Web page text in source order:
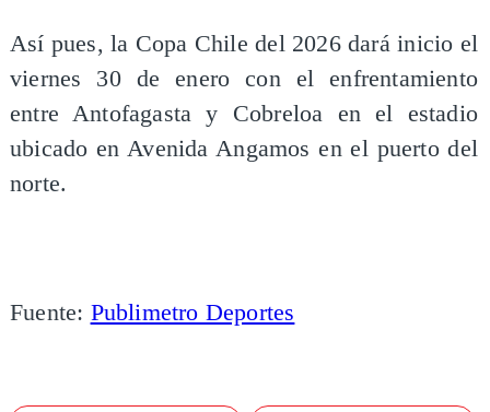
Así pues, la Copa Chile del 2026 dará inicio el
viernes 30 de enero con el enfrentamiento
entre Antofagasta y Cobreloa en el estadio
ubicado en Avenida Angamos en el puerto del
norte.
Fuente: Publimetro Deportes